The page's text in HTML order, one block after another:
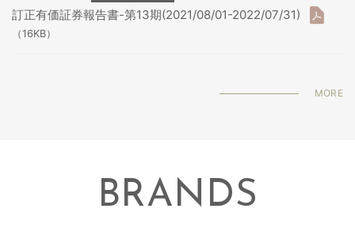
訂正有価証券報告書-第13期(2021/08/01-2022/07/31)
（16KB）
MORE
BRANDS